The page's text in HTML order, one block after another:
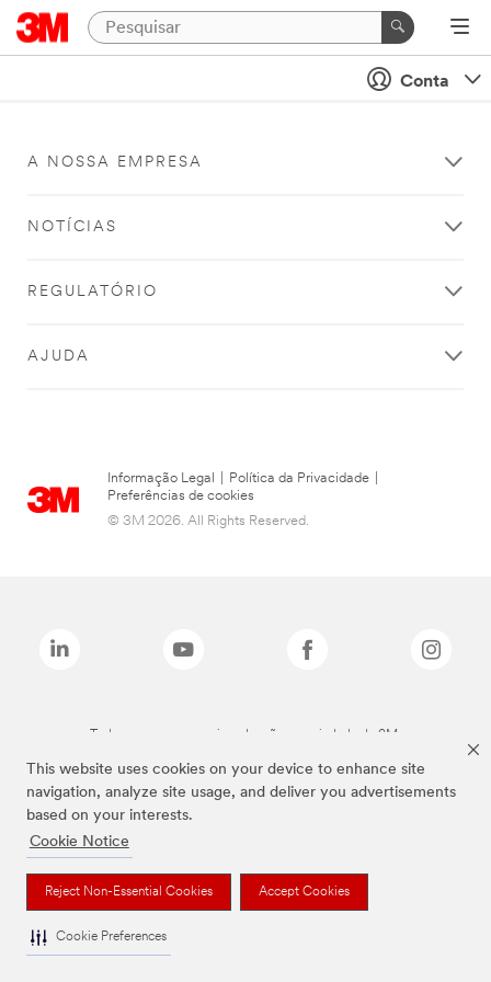
This website uses cookies on your device to enhance site
navigation, analyze site usage, and deliver you advertisements
based on your interests.
Cookie Notice
Reject Non-Essential Cookies Accept Cookies
Cookie Preferences
Conta
A NOSSA EMPRESA
NOTÍCIAS
REGULATÓRIO
AJUDA
Informação Legal Política da Privacidade
Preferências de cookies
© 3M 2026. All Rights Reserved.
Todas as marcas mencionadas são propriedade da 3M.